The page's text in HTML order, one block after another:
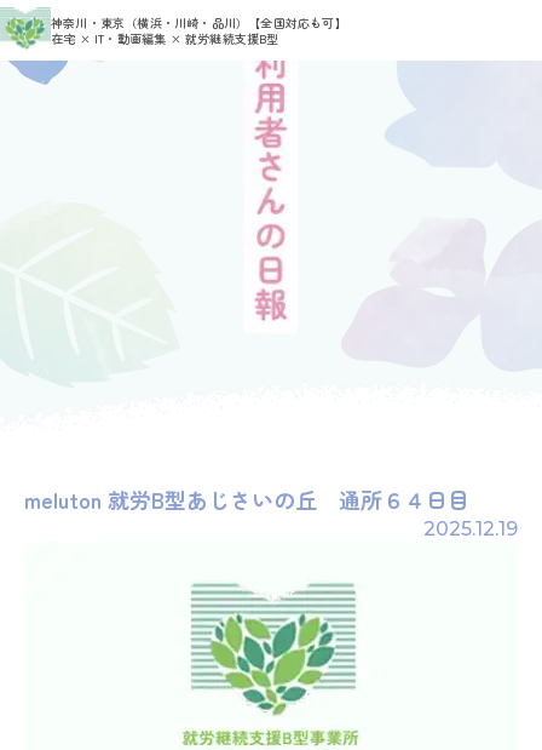
神奈川・東京（横浜・川崎・品川）
【全国対応も可】
在宅 × IT・動画編集 × 就労継続支援B型
HOME > 利用者さんの日報 > meluton
meluton 就労B型あじさいの丘 通所６４日目
2025.12.19